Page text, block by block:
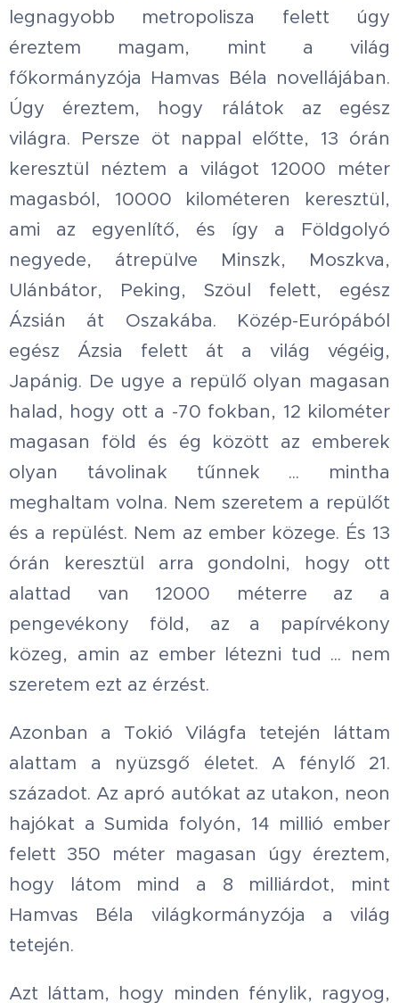
legnagyobb metropolisza felett úgy
éreztem magam, mint a világ
főkormányzója Hamvas Béla novellájában.
Úgy éreztem, hogy rálátok az egész
világra. Persze öt nappal előtte, 13 órán
keresztül néztem a világot 12000 méter
magasból, 10000 kilométeren keresztül,
ami az egyenlítő, és így a Földgolyó
negyede, átrepülve Minszk, Moszkva,
Ulánbátor, Peking, Szöul felett, egész
Ázsián át Oszakába. Közép-Európából
egész Ázsia felett át a világ végéig,
Japánig. De ugye a repülő olyan magasan
halad, hogy ott a -70 fokban, 12 kilométer
magasan föld és ég között az emberek
olyan távolinak tűnnek ... mintha
meghaltam volna. Nem szeretem a repülőt
és a repülést. Nem az ember közege. És 13
órán keresztül arra gondolni, hogy ott
alattad van 12000 méterre az a
pengevékony föld, az a papírvékony
közeg, amin az ember létezni tud ... nem
szeretem ezt az érzést.
Azonban a Tokió Világfa tetején láttam
alattam a nyüzsgő életet. A fénylő 21.
századot. Az apró autókat az utakon, neon
hajókat a Sumida folyón, 14 millió ember
felett 350 méter magasan úgy éreztem,
hogy látom mind a 8 milliárdot, mint
Hamvas Béla világkormányzója a világ
tetején.
Azt láttam, hogy minden fénylik, ragyog,